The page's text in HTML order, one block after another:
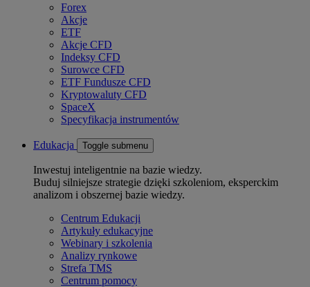
Forex
Akcje
ETF
Akcje CFD
Indeksy CFD
Surowce CFD
ETF Fundusze CFD
Kryptowaluty CFD
SpaceX
Specyfikacja instrumentów
Edukacja Toggle submenu
Inwestuj inteligentnie na bazie wiedzy.
Buduj silniejsze strategie dzięki szkoleniom, eksperckim
analizom i obszernej bazie wiedzy.
Centrum Edukacji
Artykuły edukacyjne
Webinary i szkolenia
Analizy rynkowe
Strefa TMS
Centrum pomocy